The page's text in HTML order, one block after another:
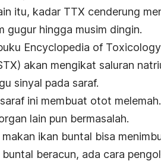
itu, kadar TTX cenderung
gugur hingga musim dingin.
Encyclopedia of Toxicology
akan mengikat saluran
sinyal pada saraf.
ini membuat otot
lain pun bermasalah.
makan ikan buntal bisa
beracun, ada cara